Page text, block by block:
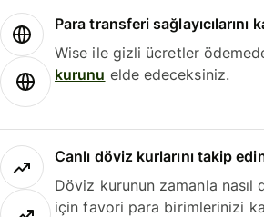
Para transferi sağlayıcılarını
Wise ile gizli ücretler
kurunu elde edeceksiniz.
Canlı döviz kurlarını takip
Döviz kurunun zamanla
için favori para birimlerinizi